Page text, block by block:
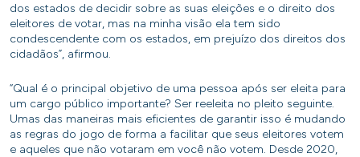
dos estados de decidir sobre as suas eleições e o direito dos
eleitores de votar, mas na minha visão ela tem sido
condescendente com os estados, em prejuízo dos direitos dos
cidadãos”, afirmou.
“Qual é o principal objetivo de uma pessoa após ser eleita para
um cargo público importante? Ser reeleita no pleito seguinte.
Umas das maneiras mais eficientes de garantir isso é mudando
as regras do jogo de forma a facilitar que seus eleitores votem
e aqueles que não votaram em você não votem. Desde 2020,